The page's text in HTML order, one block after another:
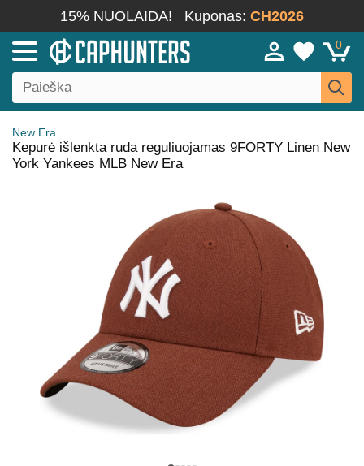
15% NUOLAIDA! Kuponas: CH2026
0
New Era
Kepurė išlenkta ruda reguliuojamas 9FORTY Linen New
York Yankees MLB New Era